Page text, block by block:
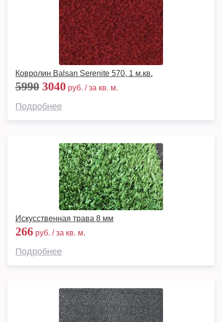
Ковролин Balsan Serenite 570, 1 м.кв.
5990 3040 руб. / за кв. м.
Подробнее
Искусственная трава 8 мм
266 руб. / за кв. м.
Подробнее